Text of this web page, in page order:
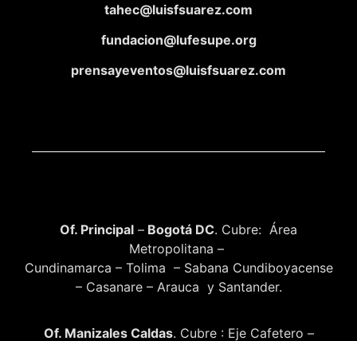
tahec@luisfsuarez.com
fundacion@lufesupe.org
prensayeventos@luisfsuarez.com
Of. Principal – Bogotá DC. Cubre: Área
Metropolitana –
Cundinamarca – Tolima – Sabana Cundiboyacense
– Casanare – Arauca y Santander.
Of. Manizales Caldas. Cubre : Eje Cafetero –